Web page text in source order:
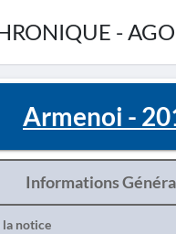
- AGO
Armenoi -
Informations
la notice